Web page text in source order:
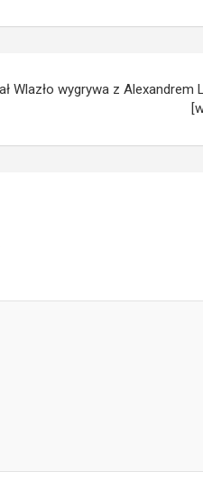
Wlazło wygrywa z Alexandrem